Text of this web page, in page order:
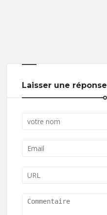
Laisser une réponse